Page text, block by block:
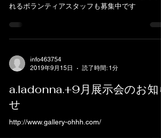
れるボランティアスタッフも募集中です
info463754
2019年9月15日
読了時間: 1分
a.ladonna.+9月展示会のお知
せ
http://www.gallery-ohhh.com/